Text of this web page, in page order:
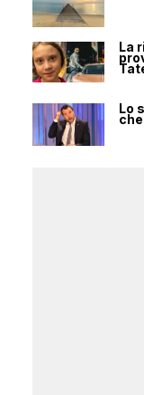
La
Lo